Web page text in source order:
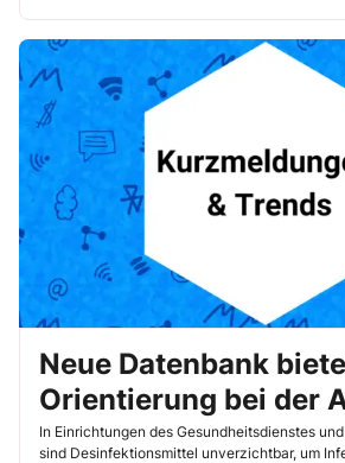
Neue Datenbank
Orientierung bei der
von
In Einrichtungen des Gesundheitsdienstes
sind Desinfektionsmittel unverzichtbar, um